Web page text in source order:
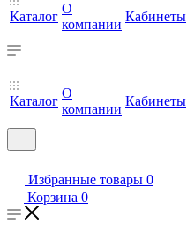
Каталог
О
компании
Кабинеты
Каталог
О
компании
Кабинеты
Избранные товары 0
Корзина 0